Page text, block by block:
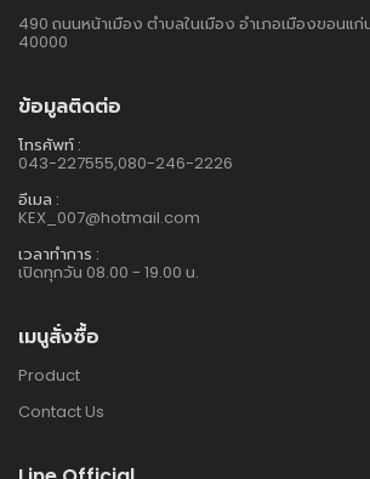
490 ถนนหน้าเมือง ตำบลในเมือง อำเภอเมืองขอนแ
40000
ข้อมูลติดต่อ
โทรศัพท์ :
043-227555,080-246-2226
อีเมล :
KEX_007@hotmail.com
เวลาทำการ :
เปิดทุกวัน 08.00 - 19.00 น.
เมนูสั่งซื้อ
Product
Contact Us